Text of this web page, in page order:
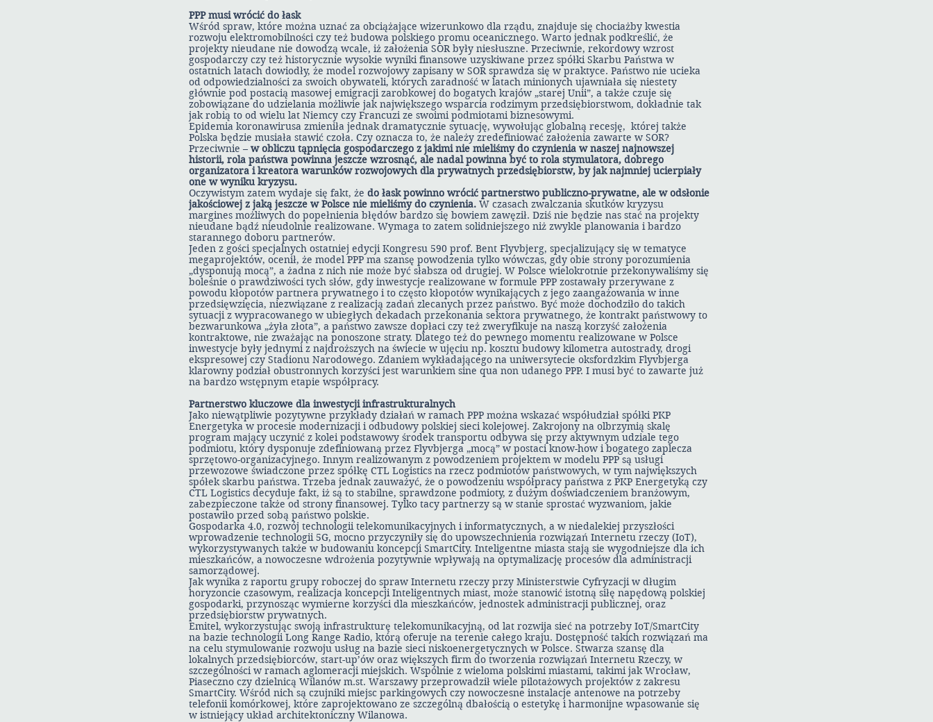
PPP musi wrócić do łask
Wśród spraw, które można uznać za obciążające wizerunkowo dla rządu, znajduje się chociażby kwestia
rozwoju elektromobilności czy też budowa polskiego promu oceanicznego. Warto jednak podkreślić, że
projekty nieudane nie dowodzą wcale, iż założenia SOR były niesłuszne. Przeciwnie, rekordowy wzrost
gospodarczy czy też historycznie wysokie wyniki finansowe uzyskiwane przez spółki Skarbu Państwa w
ostatnich latach dowiodły, że model rozwojowy zapisany w SOR sprawdza się w praktyce. Państwo nie ucieka
od odpowiedzialności za swoich obywateli, których zaradność w latach minionych ujawniała się niestety
głównie pod postacią masowej emigracji zarobkowej do bogatych krajów „starej Unii”, a także czuje się
zobowiązane do udzielania możliwie jak największego wsparcia rodzimym przedsiębiorstwom, dokładnie tak
jak robią to od wielu lat Niemcy czy Francuzi ze swoimi podmiotami biznesowymi.
Epidemia koronawirusa zmieniła jednak dramatycznie sytuację, wywołując globalną recesję, której także
Polska będzie musiała stawić czoła. Czy oznacza to, że należy zredefiniować założenia zawarte w SOR?
Przeciwnie – w obliczu tąpnięcia gospodarczego z jakimi nie mieliśmy do czynienia w naszej najnowszej
historii, rola państwa powinna jeszcze wzrosnąć, ale nadal powinna być to rola stymulatora, dobrego
organizatora i kreatora warunków rozwojowych dla prywatnych przedsiębiorstw, by jak najmniej ucierpiały
one w wyniku kryzysu.
Oczywistym zatem wydaje się fakt, że do łask powinno wrócić partnerstwo publiczno-prywatne, ale w odsłonie
jakościowej z jaką jeszcze w Polsce nie mieliśmy do czynienia. W czasach zwalczania skutków kryzysu
margines możliwych do popełnienia błędów bardzo się bowiem zawęził. Dziś nie będzie nas stać na projekty
nieudane bądź nieudolnie realizowane. Wymaga to zatem solidniejszego niż zwykle planowania i bardzo
starannego doboru partnerów.
Jeden z gości specjalnych ostatniej edycji Kongresu 590 prof. Bent Flyvbjerg, specjalizujący się w tematyce
megaprojektów, ocenił, że model PPP ma szansę powodzenia tylko wówczas, gdy obie strony porozumienia
„dysponują mocą”, a żadna z nich nie może być słabsza od drugiej. W Polsce wielokrotnie przekonywaliśmy się
boleśnie o prawdziwości tych słów, gdy inwestycje realizowane w formule PPP zostawały przerywane z
powodu kłopotów partnera prywatnego i to często kłopotów wynikających z jego zaangażowania w inne
przedsięwzięcia, niezwiązane z realizacją zadań zlecanych przez państwo. Być może dochodziło do takich
sytuacji z wypracowanego w ubiegłych dekadach przekonania sektora prywatnego, że kontrakt państwowy to
bezwarunkowa „żyła złota”, a państwo zawsze dopłaci czy też zweryfikuje na naszą korzyść założenia
kontraktowe, nie zważając na ponoszone straty. Dlatego też do pewnego momentu realizowane w Polsce
inwestycje były jednymi z najdroższych na świecie w ujęciu np. kosztu budowy kilometra autostrady, drogi
ekspresowej czy Stadionu Narodowego. Zdaniem wykładającego na uniwersytecie oksfordzkim Flyvbjerga
klarowny podział obustronnych korzyści jest warunkiem sine qua non udanego PPP. I musi być to zawarte już
na bardzo wstępnym etapie współpracy.
Partnerstwo kluczowe dla inwestycji infrastrukturalnych
Jako niewątpliwie pozytywne przykłady działań w ramach PPP można wskazać współudział spółki PKP
Energetyka w procesie modernizacji i odbudowy polskiej sieci kolejowej. Zakrojony na olbrzymią skalę
program mający uczynić z kolei podstawowy środek transportu odbywa się przy aktywnym udziale tego
podmiotu, który dysponuje zdefiniowaną przez Flyvbjerga „mocą” w postaci know-how i bogatego zaplecza
sprzętowo-organizacyjnego. Innym realizowanym z powodzeniem projektem w modelu PPP są usługi
przewozowe świadczone przez spółkę CTL Logistics na rzecz podmiotów państwowych, w tym największych
spółek skarbu państwa. Trzeba jednak zauważyć, że o powodzeniu współpracy państwa z PKP Energetyką czy
CTL Logistics decyduje fakt, iż są to stabilne, sprawdzone podmioty, z dużym doświadczeniem branżowym,
zabezpieczone także od strony finansowej. Tylko tacy partnerzy są w stanie sprostać wyzwaniom, jakie
postawiło przed sobą państwo polskie.
Gospodarka 4.0, rozwój technologii telekomunikacyjnych i informatycznych, a w niedalekiej przyszłości
wprowadzenie technologii 5G, mocno przyczyniły się do upowszechnienia rozwiązań Internetu rzeczy (IoT),
wykorzystywanych także w budowaniu koncepcji SmartCity. Inteligentne miasta stają sie wygodniejsze dla ich
mieszkańców, a nowoczesne wdrożenia pozytywnie wpływają na optymalizację procesów dla administracji
samorządowej.
Jak wynika z raportu grupy roboczej do spraw Internetu rzeczy przy Ministerstwie Cyfryzacji w długim
horyzoncie czasowym, realizacja koncepcji Inteligentnych miast, może stanowić istotną siłę napędową polskiej
gospodarki, przynosząc wymierne korzyści dla mieszkańców, jednostek administracji publicznej, oraz
przedsiębiorstw prywatnych.
Emitel, wykorzystując swoją infrastrukturę telekomunikacyjną, od lat rozwija sieć na potrzeby IoT/SmartCity
na bazie technologii Long Range Radio, którą oferuje na terenie całego kraju. Dostępność takich rozwiązań ma
na celu stymulowanie rozwoju usług na bazie sieci niskoenergetycznych w Polsce. Stwarza szansę dla
lokalnych przedsiębiorców, start-up’ów oraz większych firm do tworzenia rozwiązań Internetu Rzeczy, w
szczególności w ramach aglomeracji miejskich. Wspólnie z wieloma polskimi miastami, takimi jak Wrocław,
Piaseczno czy dzielnicą Wilanów m.st. Warszawy przeprowadził wiele pilotażowych projektów z zakresu
SmartCity. Wśród nich są czujniki miejsc parkingowych czy nowoczesne instalacje antenowe na potrzeby
telefonii komórkowej, które zaprojektowano ze szczególną dbałością o estetykę i harmonijne wpasowanie się
w istniejący układ architektoniczny Wilanowa.